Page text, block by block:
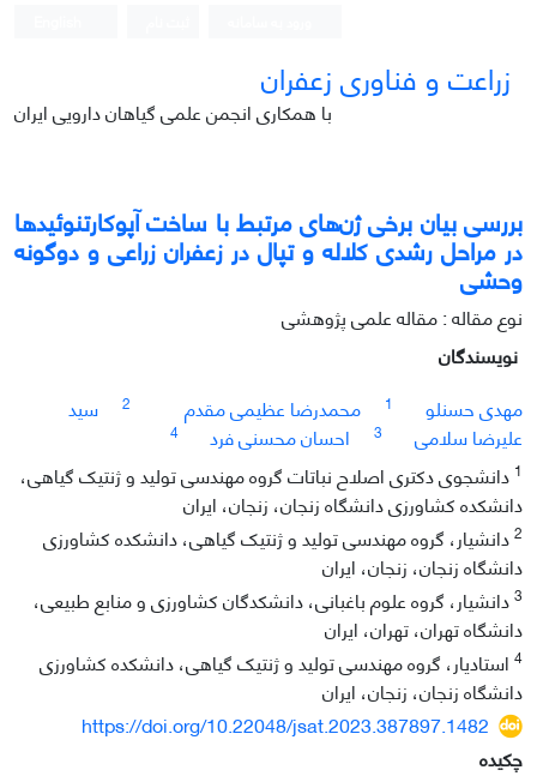
زراعت و فناوری زعفران
با همکاری انجمن علمی گیاهان دارویی ایران
بررسی بیان برخی ژن‌های مرتبط با ساخت آپوکارتنوئیدها
در مراحل رشدی کلاله و تپال در زعفران زراعی و دوگونه‌
وحشی
نوع مقاله : مقاله علمی پژوهشی
نویسندگان
مهدی حسنلو
1 محمدرضا عظیمی مقدم 2
سید
علیرضا سلامی
3 احسان محسنی فرد
4
1 دانشجوی دکتری اصلاح نباتات گروه مهندسی تولید و ژنتیک گیاهی،
دانشکده کشاورزی دانشگاه زنجان، زنجان، ایران
2دانشیار، گروه مهندسی تولید و ژنتیک گیاهی، دانشکده کشاورزی
دانشگاه زنجان، زنجان، ایران
3دانشیار، گروه علوم باغبانی، دانشکدگان کشاورزی و منابع طبیعی،
دانشگاه تهران، تهران، ایران
4 استادیار، گروه مهندسی تولید و ژنتیک گیاهی، دانشکده کشاورزی
دانشگاه زنجان، زنجان، ایران
https://doi.org/10.22048/jsat.2023.387897.1482
چکیده